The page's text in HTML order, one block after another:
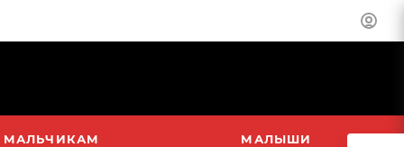
МАЛЬЧИКАМ МАЛЫШИ